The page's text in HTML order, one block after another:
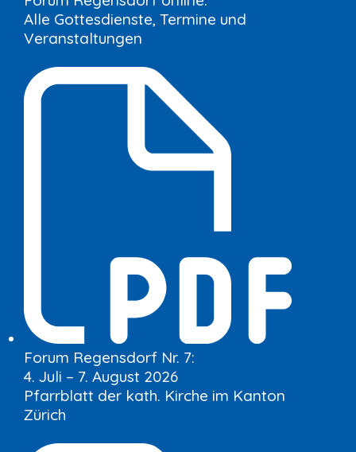
Alle Gottesdienste, Termine und
Veranstaltungen
Forum Regensdorf Nr. 7:
4. Juli – 7. August 2026
Pfarrblatt der kath. Kirche im Kanton
Zürich